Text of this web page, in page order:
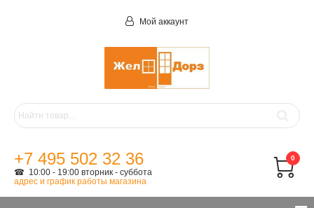
Мой аккаунт
+7 495 502 32 36
☎ 10:00 - 19:00 вторник - суббота
адрес и график работы магазина
0